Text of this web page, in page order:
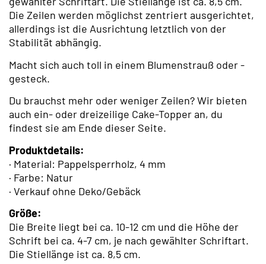
Die Zeilen werden möglichst zentriert ausgerichtet,
allerdings ist die Ausrichtung letztlich von der
Stabilität abhängig.
Macht sich auch toll in einem Blumenstrauß oder -
gesteck.
Du brauchst mehr oder weniger Zeilen? Wir bieten
auch ein- oder dreizeilige Cake-Topper an, du
findest sie am Ende dieser Seite.
Produktdetails:
· Material: Pappelsperrholz, 4 mm
· Farbe: Natur
· Verkauf ohne Deko/Gebäck
Größe:
Die Breite liegt bei ca. 10-12 cm und die Höhe der
Schrift bei ca. 4-7 cm, je nach gewählter Schriftart.
Die Stiellänge ist ca. 8,5 cm.